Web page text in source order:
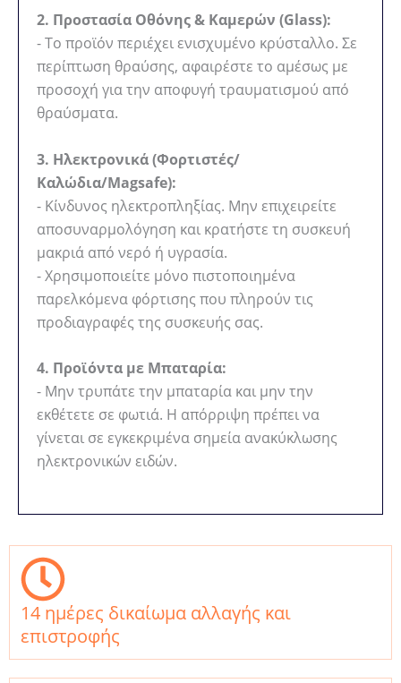
2. Προστασία Οθόνης & Καμερών (Glass):
- Το προϊόν περιέχει ενισχυμένο κρύσταλλο. Σε
περίπτωση θραύσης, αφαιρέστε το αμέσως με
προσοχή για την αποφυγή τραυματισμού από
θραύσματα.
3. Ηλεκτρονικά (Φορτιστές/
Καλώδια/Magsafe):
- Κίνδυνος ηλεκτροπληξίας. Μην επιχειρείτε
αποσυναρμολόγηση και κρατήστε τη συσκευή
μακριά από νερό ή υγρασία.
- Χρησιμοποιείτε μόνο πιστοποιημένα
παρελκόμενα φόρτισης που πληρούν τις
προδιαγραφές της συσκευής σας.
4. Προϊόντα με Μπαταρία:
- Μην τρυπάτε την μπαταρία και μην την
εκθέτετε σε φωτιά. Η απόρριψη πρέπει να
γίνεται σε εγκεκριμένα σημεία ανακύκλωσης
ηλεκτρονικών ειδών.
14 ημέρες δικαίωμα αλλαγής και
επιστροφής